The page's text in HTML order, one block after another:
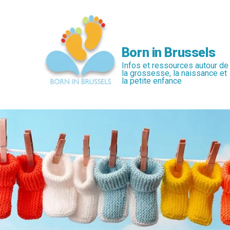
Born in Brussels
Infos et ressources autour de
la grossesse, la naissance et
la petite enfance